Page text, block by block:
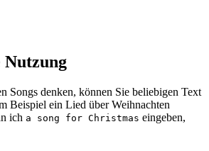
Nutzung
Songs denken, können Sie beliebigen Text
Beispiel ein Lied über Weihnachten
ich a song for Christmas eingeben,